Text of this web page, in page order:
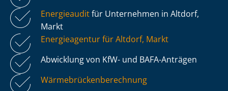
Energieauditfür Unternehmen in Altdorf,
Markt
Energieagentur für Altdorf, Markt
Abwicklung von KfW- und BAFA-Anträgen
Wär­me­brü­cken­be­rech­nung